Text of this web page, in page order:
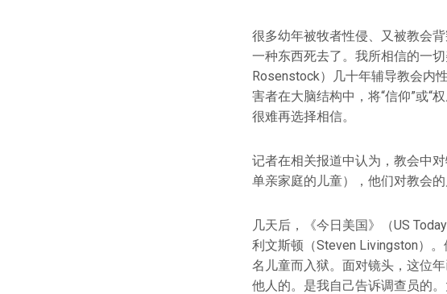
很多幼年被牧者性侵、又被教会
一种东西死去了。我所相信的一
Rosenstock）几十年辅导教会内
害者在大脑结构中，将“信仰”或“
很难再选择相信。
记者在相关报道中认为，教会中
单亲家庭的儿童），他们对教会
几天后，《今日美国》（US
利文斯顿（Steven Livingston）
名儿童而入狱。面对镜头，这位
他人的。是我自己告诉调查员的